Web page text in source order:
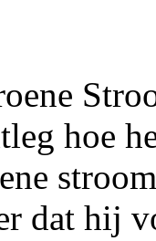
hoe
dat hij